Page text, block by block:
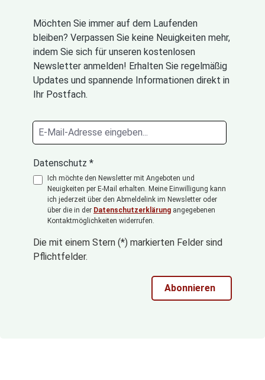
Möchten Sie immer auf dem Laufenden
bleiben? Verpassen Sie keine Neuigkeiten mehr,
indem Sie sich für unseren kostenlosen
Newsletter anmelden! Erhalten Sie regelmäßig
Updates und spannende Informationen direkt in
Ihr Postfach.
Datenschutz *
Ich möchte den Newsletter mit Angeboten und
Neuigkeiten per E-Mail erhalten. Meine Einwilligung kann
ich jederzeit über den Abmeldelink im Newsletter oder
über die in der Datenschutzerklärung angegebenen
Kontaktmöglichkeiten widerrufen.
Die mit einem Stern (*) markierten Felder sind
Pflichtfelder.
Abonnieren